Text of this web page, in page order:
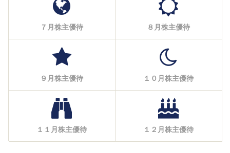
７月株主優待 ８月株主優待
９月株主優待 １０月株主優待
１１月株主優待 １２月株主優待